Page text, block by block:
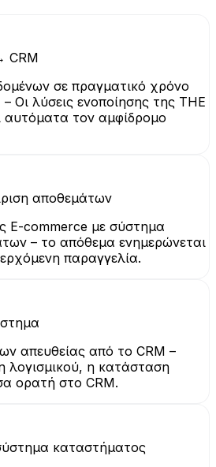
CRM
σε πραγματικό χρόνο
Οι λύσεις ενοποίησης της THE
αυτόματα τον αμφίδρομο
αποθεμάτων
E-commerce με σύστημα
– το απόθεμα ενημερώνεται
παραγγελία.
απευθείας από το CRM –
λογισμικού, η κατάσταση
ορατή στο CRM.
καταστήματος